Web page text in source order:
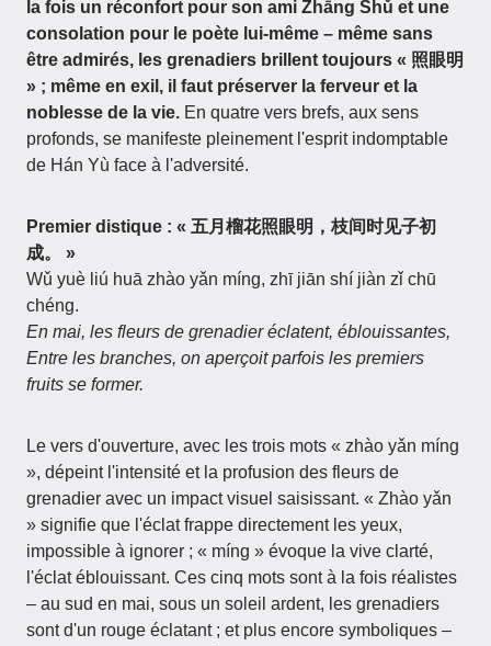
la fois un réconfort pour son ami Zhāng Shǔ et une
consolation pour le poète lui-même – même sans
être admirés, les grenadiers brillent toujours « 照眼明
» ; même en exil, il faut préserver la ferveur et la
noblesse de la vie. En quatre vers brefs, aux sens
profonds, se manifeste pleinement l'esprit indomptable
de Hán Yù face à l'adversité.
Premier distique : « 五月榴花照眼明，枝间时见子初
成。 »
Wǔ yuè liú huā zhào yǎn míng, zhī jiān shí jiàn zǐ chū
chéng.
En mai, les fleurs de grenadier éclatent, éblouissantes,
Entre les branches, on aperçoit parfois les premiers
fruits se former.
Le vers d'ouverture, avec les trois mots « zhào yǎn míng
», dépeint l'intensité et la profusion des fleurs de
grenadier avec un impact visuel saisissant. « Zhào yǎn
» signifie que l'éclat frappe directement les yeux,
impossible à ignorer ; « míng » évoque la vive clarté,
l'éclat éblouissant. Ces cinq mots sont à la fois réalistes
– au sud en mai, sous un soleil ardent, les grenadiers
sont d'un rouge éclatant ; et plus encore symboliques –